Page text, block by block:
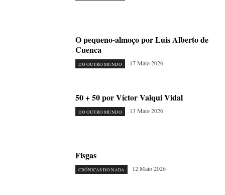
O pequeno-almoço por Luis Alberto de
Cuenca
DO OUTRO MUNDO 17 Maio 2026
50 + 50 por Víctor Valqui Vidal
DO OUTRO MUNDO 13 Maio 2026
Fisgas
CRÓNICAS DO NADA 12 Maio 2026